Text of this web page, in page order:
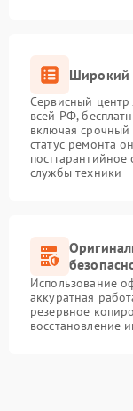
Широкий
Сервисный центр
всей РФ,
включая срочный
статус ремонта
службы техники
Использование
аккуратная
резервное
восстановление